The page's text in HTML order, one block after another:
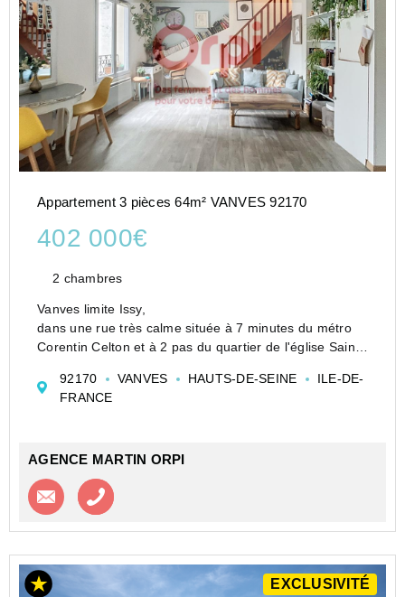
Appartement 3 pièces 64m² VANVES 92170
402 000€
2 chambres
Vanves limite Issy,
dans une rue très calme située à 7 minutes du métro
Corentin Celton et à 2 pas du quartier de l'église Saint-
venez découvrir cet appartement de 3 pièces duplex
VENDU OCCUPE, logé au dernier étage d'une petite
92170 VANVES HAUTS-DE-SEINE
ILE-DE-
FRANCE
AGENCE MARTIN ORPI
Contacter l'agence
EXCLUSIVITÉ